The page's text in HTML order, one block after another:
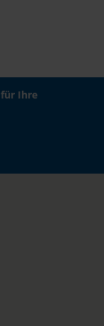
Ihre